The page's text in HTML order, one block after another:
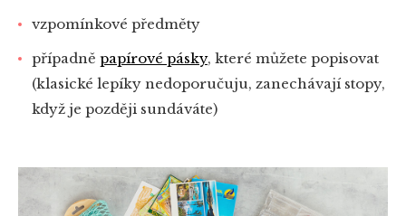
vzpomínkové předměty
případně papírové pásky, které můžete popisovat
(klasické lepíky nedoporučuju, zanechávají stopy,
když je později sundáváte)